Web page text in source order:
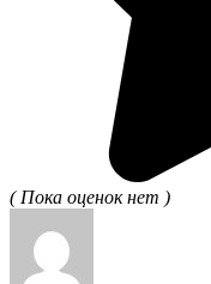
( Пока оценок нет )